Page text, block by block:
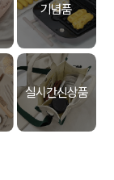
기념품
실시간신상품